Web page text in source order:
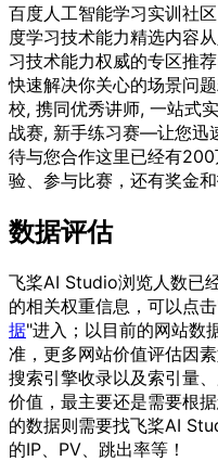
百度人工智能学习实训社
度学习技术能力精选内容
习技术能力权威的专区推
快速解决你关心的场景问
校, 携同优秀讲师, 一站式
战赛, 新手练习赛—让您迅
待与您合作这里已经有
验、参与比赛，还有奖金
数据评估
飞桨AI Studio浏览人数已
的相关权重信息，可以点
据"进入；以目前的网站数
准，更多网站价值评估因
搜索引擎收录以及索引量
价值，最主要还是需要根
的数据则需要找飞桨AI
的IP、PV、跳出率等！